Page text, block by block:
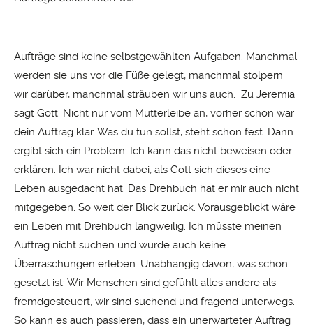
Aufträge sind keine selbstgewählten Aufgaben. Manchmal
werden sie uns vor die Füße gelegt, manchmal stolpern
wir darüber, manchmal sträuben wir uns auch. Zu Jeremia
sagt Gott: Nicht nur vom Mutterleibe an, vorher schon war
dein Auftrag klar. Was du tun sollst, steht schon fest. Dann
ergibt sich ein Problem: Ich kann das nicht beweisen oder
erklären. Ich war nicht dabei, als Gott sich dieses eine
Leben ausgedacht hat. Das Drehbuch hat er mir auch nicht
mitgegeben. So weit der Blick zurück. Vorausgeblickt wäre
ein Leben mit Drehbuch langweilig: Ich müsste meinen
Auftrag nicht suchen und würde auch keine
Überraschungen erleben. Unabhängig davon, was schon
gesetzt ist: Wir Menschen sind gefühlt alles andere als
fremdgesteuert, wir sind suchend und fragend unterwegs.
So kann es auch passieren, dass ein unerwarteter Auftrag